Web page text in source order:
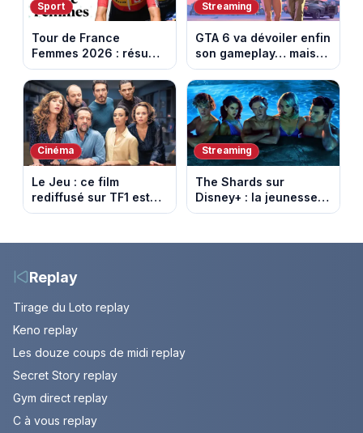
Sport
Tour de France
Femmes 2026 : résumé
vidéo de la 6e étape
entre Montbrison et
Tournon-sur-Rhône
Streaming
GTA 6 va dévoiler enfin
son gameplay… mais
d’abord sur Netflix
Cinéma
Le Jeu : ce film
rediffusé sur TF1 est
adapté d’un succès
phénomène mondial
Streaming
The Shards sur
Disney+ : la jeunesse
dorée de Los Angeles
les années 80
Replay
Tirage du Loto replay
Keno replay
Les douze coups de midi replay
Secret Story replay
Gym direct replay
C à vous replay